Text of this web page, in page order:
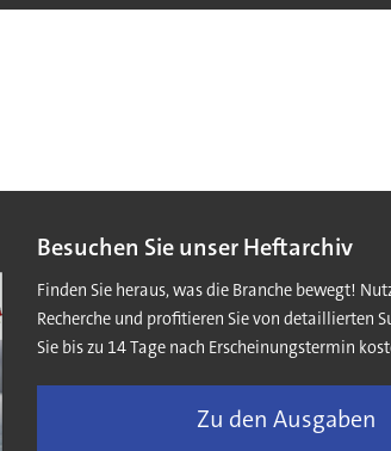
Besuchen Sie unser Heftarchiv
Finden Sie heraus, was die Branche bewegt!
Recherche und profitieren Sie von detaillierten
Sie bis zu 14 Tage nach Erscheinungstermin
Zu den Ausgaben